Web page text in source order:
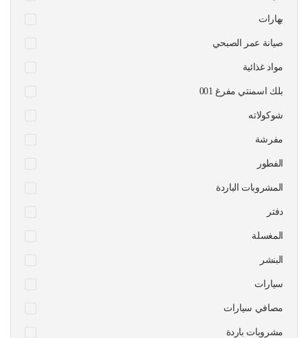
بهارات
صيانة عمر الصبحي
مواد غذائية
بلك اسمنتي مفرغ 001
شوكولاته
مفرشة
الفطور
المشروبات الباردة
دفتر
المغسلة
البنشر
سيارات
مصافي سيارات
مشروبات باردة